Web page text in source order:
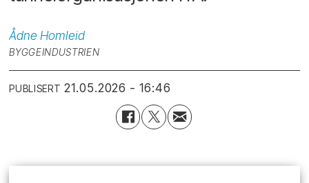
Ådne Homleid
BYGGEINDUSTRIEN
PUBLISERT 21.05.2026 - 16:46